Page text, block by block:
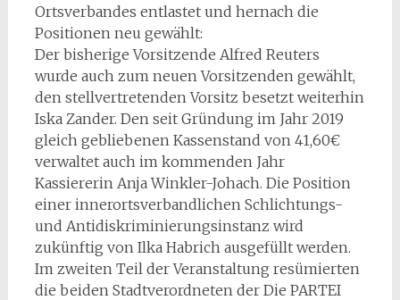
Ortsverbandes entlastet und hernach die
Positionen neu gewählt:
Der bisherige Vorsitzende Alfred Reuters
wurde auch zum neuen Vorsitzenden gewählt,
den stellvertretenden Vorsitz besetzt weiterhin
Iska Zander. Den seit Gründung im Jahr 2019
gleich gebliebenen Kassenstand von 41,60€
verwaltet auch im kommenden Jahr
Kassiererin Anja Winkler-Johach. Die Position
einer innerortsverbandlichen Schlichtungs-
und Antidiskriminierungsinstanz wird
zukünftig von Ilka Habrich ausgefüllt werden.
Im zweiten Teil der Veranstaltung resümierten
die beiden Stadtverordneten der Die PARTEI